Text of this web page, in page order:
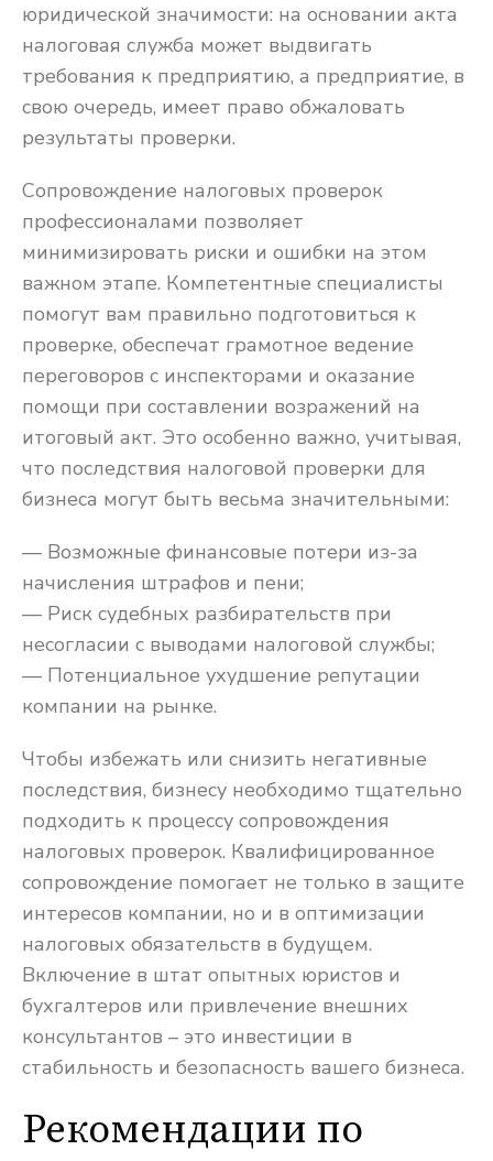
юридической значимости: на основании акта
налоговая служба может выдвигать
требования к предприятию, а предприятие, в
свою очередь, имеет право обжаловать
результаты проверки.
Сопровождение налоговых проверок
профессионалами позволяет
минимизировать риски и ошибки на этом
важном этапе. Компетентные специалисты
помогут вам правильно подготовиться к
проверке, обеспечат грамотное ведение
переговоров с инспекторами и оказание
помощи при составлении возражений на
итоговый акт. Это особенно важно, учитывая,
что последствия налоговой проверки для
бизнеса могут быть весьма значительными:
— Возможные финансовые потери из-за
начисления штрафов и пени;
— Риск судебных разбирательств при
несогласии с выводами налоговой службы;
— Потенциальное ухудшение репутации
компании на рынке.
Чтобы избежать или снизить негативные
последствия, бизнесу необходимо тщательно
подходить к процессу сопровождения
налоговых проверок. Квалифицированное
сопровождение помогает не только в защите
интересов компании, но и в оптимизации
налоговых обязательств в будущем.
Включение в штат опытных юристов и
бухгалтеров или привлечение внешних
консультантов – это инвестиции в
стабильность и безопасность вашего бизнеса.
Рекомендации по